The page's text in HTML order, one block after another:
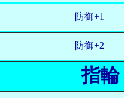
防御+1
防御+2
指輪